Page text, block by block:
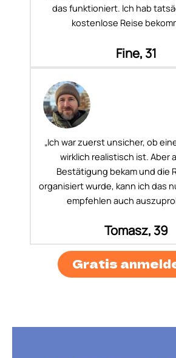
das funktioniert. Ich hab
kostenlose Reise
Fine, 31
„Ich war zuerst unsicher, ob
wirklich realistisch ist. Aber
Bestätigung bekam und die
organisiert wurde, kann ich das
empfehlen auch
Tomasz, 39
Gratis